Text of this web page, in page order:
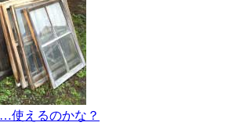
使えるのかな？